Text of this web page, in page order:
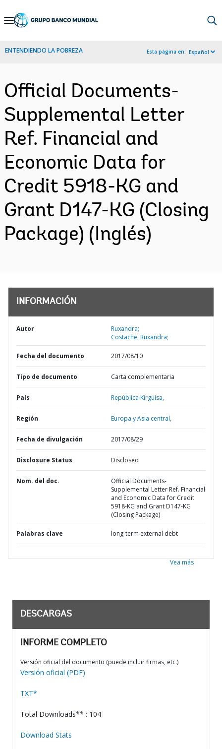
Skip
Navigation
ENTENDIENDO LA POBREZA Esta página en: Español
Official Documents-
Supplemental Letter
Ref. Financial and
Economic Data for
Credit 5918-KG and
Grant D147-KG (Closing
Package) (Inglés)
INFORMACIÓN
Autor
Ruxandra;
Costache, Ruxandra;
Fecha del documento 2017/08/10
Tipo de documento Carta complementaria
País República Kirguisa,
Región Europa y Asia central,
Fecha de divulgación 2017/08/29
Disclosure Status Disclosed
Nom. del doc.
Official Documents-
Supplemental Letter Ref. Financial
and Economic Data for Credit
5918-KG and Grant D147-KG
(Closing Package)
Palabras clave long-term external debt
Vea más
DESCARGAS
INFORME COMPLETO
Versión oficial del documento (puede incluir firmas, etc.)
Versión oficial (PDF)
TXT*
Total Downloads** : 104
Download Stats